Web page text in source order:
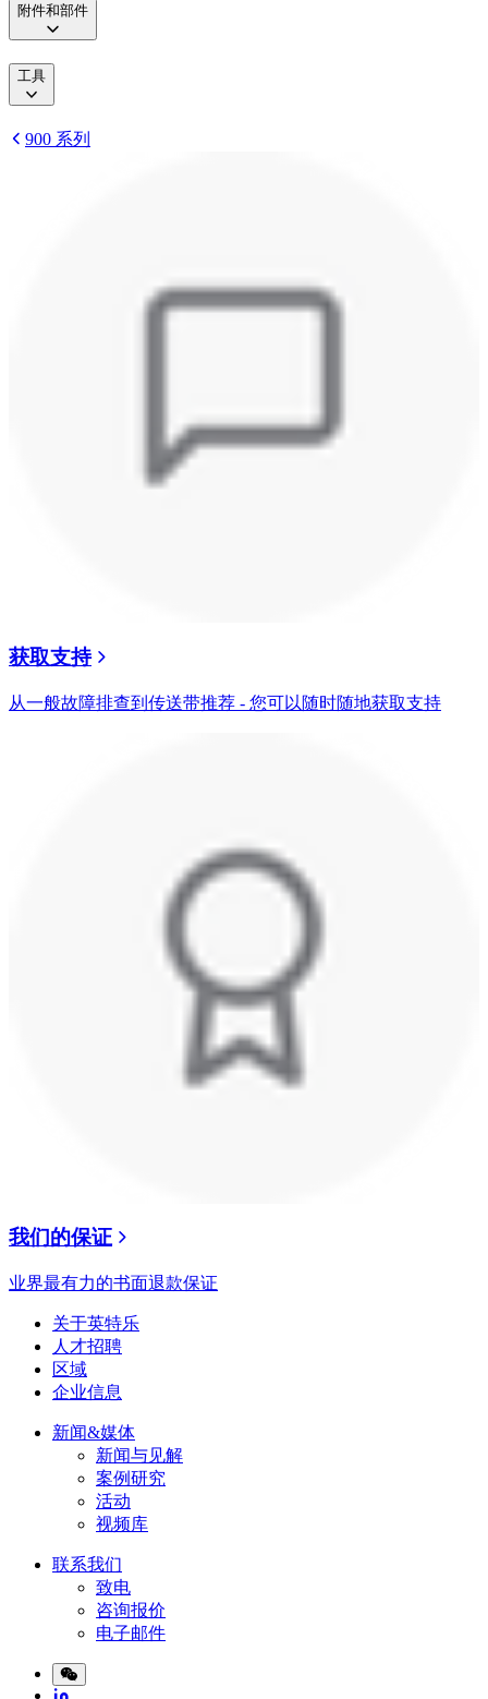
附件和部件
工具
900 系列
获取支持
从一般故障排查到传送带推荐 - 您可以随时随地获取支持
我们的保证
业界最有力的书面退款保证
关于英特乐
人才招聘
区域
企业信息
新闻&媒体
新闻与见解
案例研究
活动
视频库
联系我们
致电
咨询报价
电子邮件